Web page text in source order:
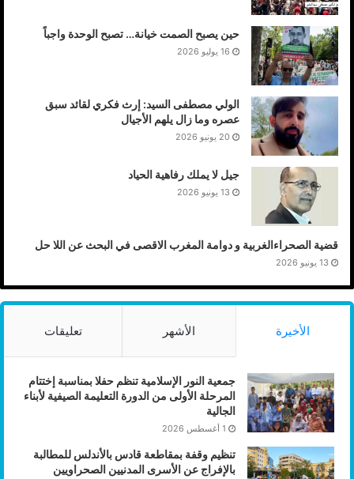
حين يصبح الصمت خيانة… تصبح الوحدة واجباً
16 يوليو 2026
الولي مصطفى السيد: إرث فكري لقائد سبق
عصره وما زال يلهم الأجيال
20 يونيو 2026
جيل لا يملك رفاهية الحياد
13 يونيو 2026
قضية الصحراءالغربية و دوامة المغرب الاقصى في البحث عن اللا حل
13 يونيو 2026
الأخيرة الأشهر تعليقات
جمعية النور الإسلامية تنظم حفلا بمناسبة إختتام
المرحلة الأولى من الدورة التعليمة الصيفية لأبناء
الجالية
1 أغسطس 2026
تنظيم وقفة بمقاطعة قادس بالأندلس للمطالبة
بالإفراج عن الأسرى المدنيين الصحراويين